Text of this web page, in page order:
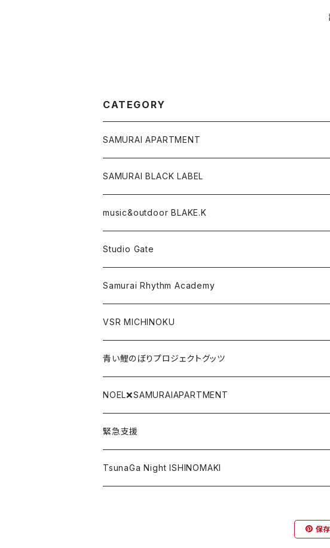
CATEGORY
SAMURAI APARTMENT
CD,DVD,DLカード
Tシャツ
スマフォケース
Gate関連グッツ
前掛け
タオル
リストバンド
SAMURAI BLACK LABEL
ポストカード
SAMURAI BLACK LABEL
パーカー
Tシャツ
アクリルキーホルダー
music&outdoor BLAKE.K
Studio Gate
Samurai Rhythm Academy
VSR MICHINOKU
DVD
CD
DLカード
青い鯉のぼりプロジェクトグッツ
青い鯉のぼり手拭い
青い鯉のぼりTシャツ
NOEL❌SAMURAIAPARTMENT
緊急支援
復興北陸
TsunaGa Night ISHINOMAKI
保存